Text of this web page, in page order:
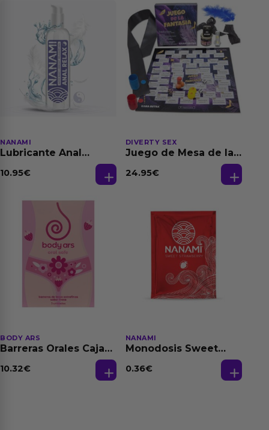
NANAMI
Lubricante Anal
Dilatación Base Agua
10.95€
DIVERTY SEX
Juego de Mesa de las
24.95€
BODY ARS
Barreras Orales Caja
10.32€
NANAMI
Monodosis Sweet
Base Agua 4 ml
0.36€